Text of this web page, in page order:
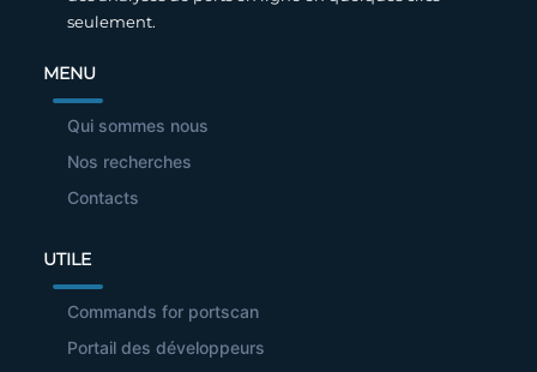
seulement.
MENU
Qui sommes nous
Nos recherches
Contacts
UTILE
Commands for portscan
Portail des développeurs